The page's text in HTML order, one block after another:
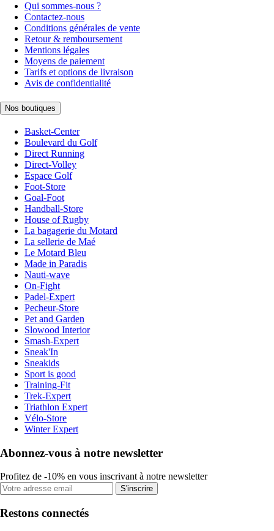
Qui sommes-nous ?
Contactez-nous
Conditions générales de vente
Retour & remboursement
Mentions légales
Moyens de paiement
Tarifs et options de livraison
Avis de confidentialité
Nos boutiques
Basket-Center
Boulevard du Golf
Direct Running
Direct-Volley
Espace Golf
Foot-Store
Goal-Foot
Handball-Store
House of Rugby
La bagagerie du Motard
La sellerie de Maé
Le Motard Bleu
Made in Paradis
Nauti-wave
On-Fight
Padel-Expert
Pecheur-Store
Pet and Garden
Slowood Interior
Smash-Expert
Sneak'In
Sneakids
Sport is good
Training-Fit
Trek-Expert
Triathlon Expert
Vélo-Store
Winter Expert
Abonnez-vous à notre newsletter
Profitez de -10% en vous inscrivant à notre newsletter
S'inscrire
Restons connectés